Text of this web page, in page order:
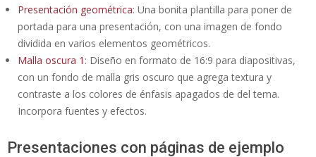
Presentación geométrica: Una bonita plantilla para poner de
portada para una presentación, con una imagen de fondo
dividida en varios elementos geométricos.
Malla oscura 1 : Diseño en formato de 16:9 para diapositivas,
con un fondo de malla gris oscuro que agrega textura y
contraste a los colores de énfasis apagados de del tema.
Incorpora fuentes y efectos.
Presentaciones con páginas de ejemplo